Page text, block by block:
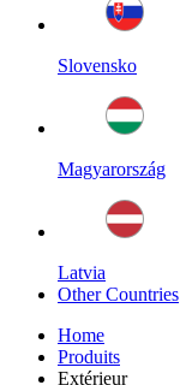
Slovensko
Magyarország
Latvia
Other Countries
Home
Produits
Extérieur